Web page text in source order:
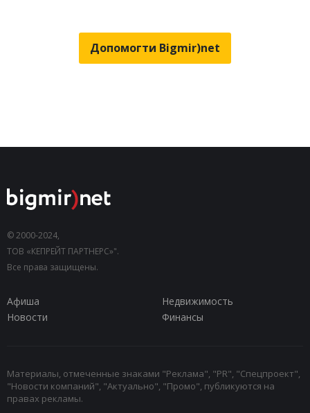
Допомогти Bigmir)net
© 2000-2024,
ТОВ «КЕПРЕЙТ ПАРТНЕРС»".
Все права защищены.
Афиша
Недвижимость
Новости
Финансы
Материалы, отмеченные знаками "Реклама", "PR", "Спецпроект",
"Новости компаний", "Актуально", "Промо", публикуются на
правах рекламы.